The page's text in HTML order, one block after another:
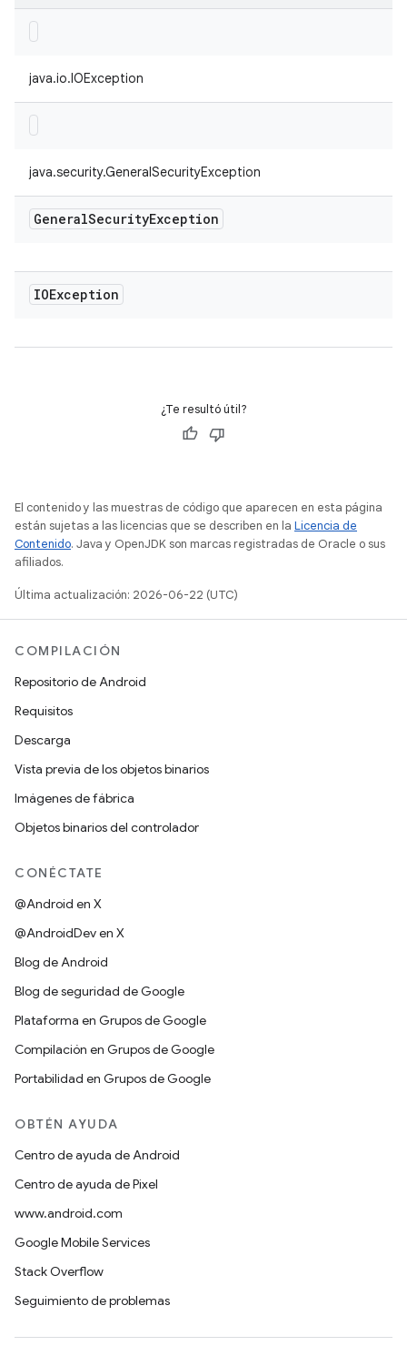
java.io.IOException
java.security.GeneralSecurityException
GeneralSecurityException
IOException
¿Te resultó útil?
El contenido y las muestras de código que aparecen en esta página
están sujetas a las licencias que se describen en la Licencia de
Contenido. Java y OpenJDK son marcas registradas de Oracle o sus
afiliados.
Última actualización: 2026-06-22 (UTC)
COMPILACIÓN
Repositorio de Android
Requisitos
Descarga
Vista previa de los objetos binarios
Imágenes de fábrica
Objetos binarios del controlador
CONÉCTATE
@Android en X
@AndroidDev en X
Blog de Android
Blog de seguridad de Google
Plataforma en Grupos de Google
Compilación en Grupos de Google
Portabilidad en Grupos de Google
OBTÉN AYUDA
Centro de ayuda de Android
Centro de ayuda de Pixel
www.android.com
Google Mobile Services
Stack Overflow
Seguimiento de problemas